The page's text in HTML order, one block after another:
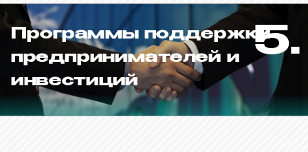
5.
Программы поддержки
предпринимателей и
инвестиций